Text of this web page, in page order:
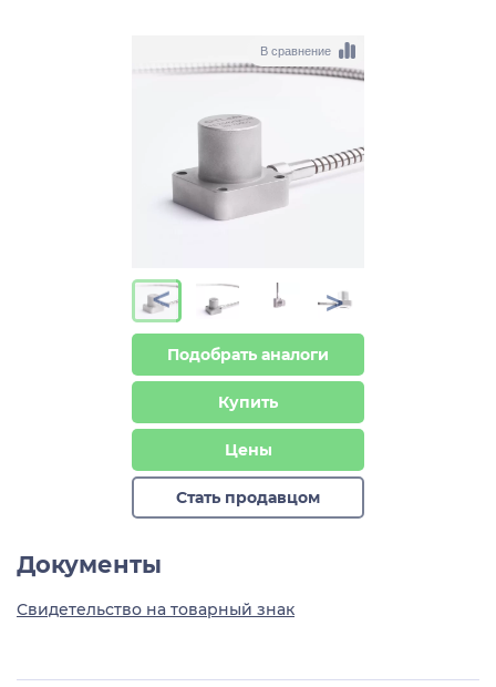
В сравнение
> >
Подобрать аналоги
Купить
Цены
Стать продавцом
Документы
Свидетельство на товарный знак